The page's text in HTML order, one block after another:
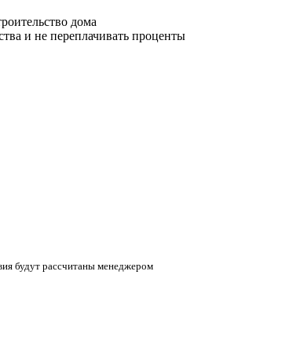
дома
и не переплачивать проценты
будут рассчитаны менеджером